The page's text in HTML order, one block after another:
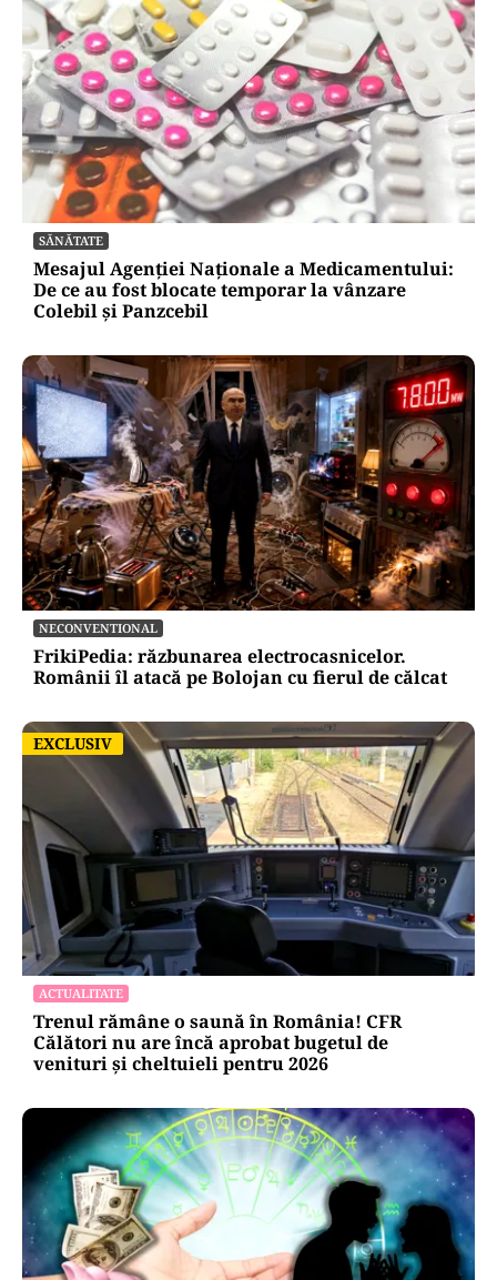
SĂNĂTATE
Mesajul Agenției Naționale a Medicamentului:
De ce au fost blocate temporar la vânzare
Colebil și Panzcebil
NECONVENTIONAL
FrikiPedia: răzbunarea electrocasnicelor.
Românii îl atacă pe Bolojan cu fierul de călcat
EXCLUSIV
EXCLUSIV
ACTUALITATE
Trenul rămâne o saună în România! CFR
Călători nu are încă aprobat bugetul de
venituri și cheltuieli pentru 2026